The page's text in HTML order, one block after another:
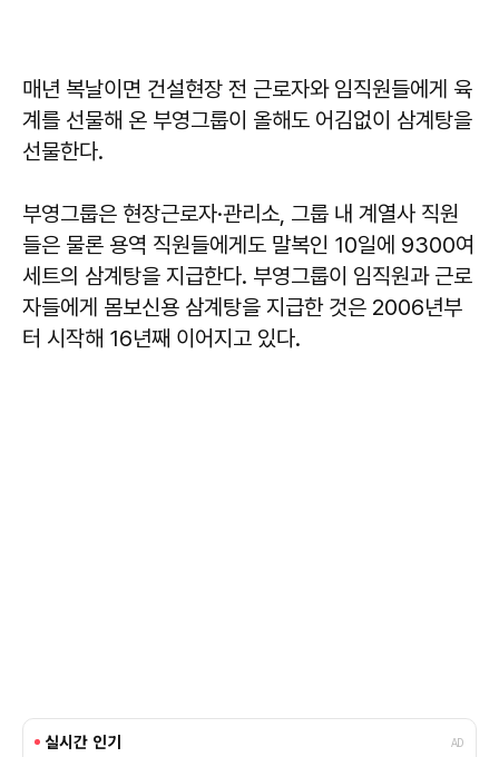
매년 복날이면 건설현장 전 근로자와 임직원들에게 육
계를 선물해 온 부영그룹이 올해도 어김없이 삼계탕을
선물한다.
부영그룹은 현장근로자·관리소, 그룹 내 계열사 직원
들은 물론 용역 직원들에게도 말복인 10일에 9300여
세트의 삼계탕을 지급한다. 부영그룹이 임직원과 근로
자들에게 몸보신용 삼계탕을 지급한 것은 2006년부
터 시작해 16년째 이어지고 있다.